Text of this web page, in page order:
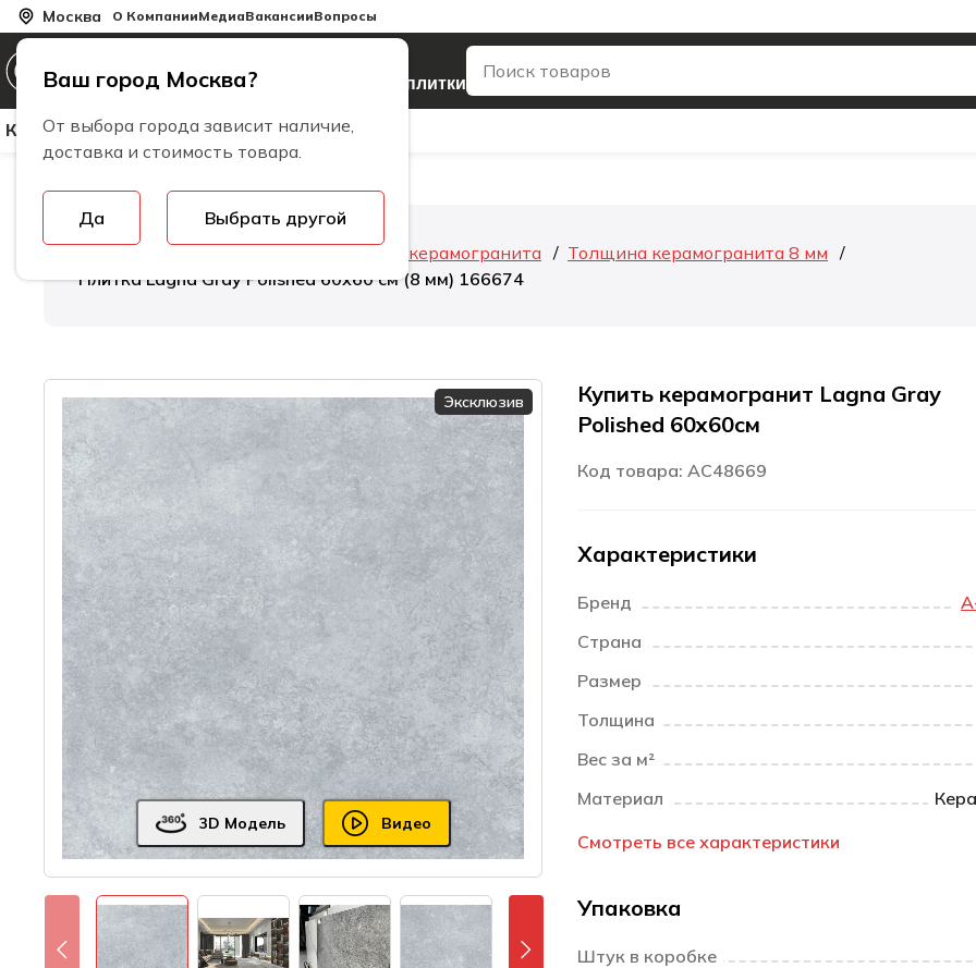
Москва
Ваш город Москва?
От выбора города зависит наличие,
доставка и стоимость товара.
Да Выбрать другой
О КомпанииМедиаВакансииВопросы
керамогранита и плитки
Керамическая ПлиткаКерамогранитБренды
Толщина керамогранита
Толщина керамогранита 8 мм
Плитка Lagna Gray Polished 60х60 см (8 мм) 166674
3D Модель Видео
Эксклюзив
Купить керамогранит Lagna Gray
Polished 60x60см
Код товара: AC48669
Характеристики
Бренд
Страна
Размер
Толщина
Вес за м²
Материал
Смотреть все характеристики
Упаковка
Штук в коробке